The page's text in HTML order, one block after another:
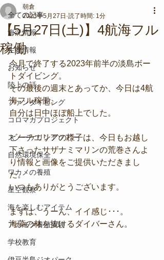
全ての記事
海況情報
生物情報
お知らせ
陸上の話
ファンダイビング
コロマガプロジェクト
スノーケリングツアー
自然環境保全
ワカメの養殖
星空観察
海を楽しむアイテム
アカモク養殖実験
学校教育
【5月27日(土)】4航海フル
稼働
朝倉
2023年5月27日 読了時間: 1分
今月で終了する2023年前半の淡島ボー
トダイビング。
その最後の週末とあってか、今日は4航
海フル稼働。
自分は日中ほぼ船上でした。
ビーチエリアの様子は、今日もお越し
下さったサザナミマリンの荒巻さんよ
り情報と画像をご提供いただきまし
た。
いつもありがとうございます。
まずは、うーん、イイ感じ･･･。
海藻の林を抜けるダイバーさん。